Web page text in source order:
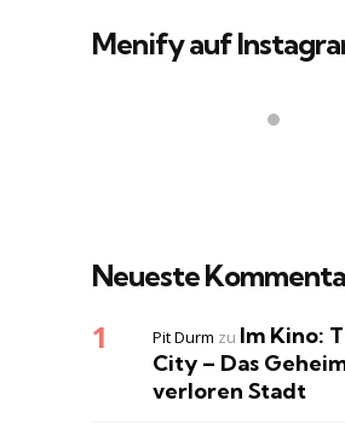
Menify auf
Neueste
Pit Durm zu Im Kino:
City – Das
verloren Stadt